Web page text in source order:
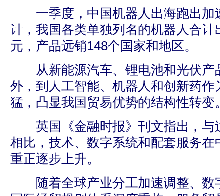
一季度，中国机器人出海跑出加
计，我国各类单独列名的机器人合计
元，产品远销148个国家和地区。
从新能源汽车、锂电池和光伏产
外，到人工智能、机器人和创新药作
猛，凸显我国贸易优势的结构性转变
英国《金融时报》刊文指出，与
相比，技术、数字系统和配套服务在
重正逐步上升。
随着全球产业分工加速调整、数